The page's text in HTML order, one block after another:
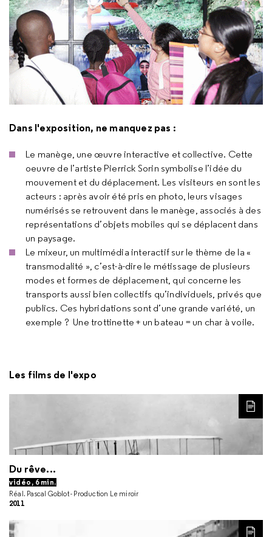
Dans l'exposition, ne manquez pas :
Le manège, une œuvre interactive et collective. Cette
oeuvre de l’artiste Pierrick Sorin symbolise l’idée du
mouvement et du déplacement. Les visiteurs en sont les
acteurs : après avoir été pris en photo, leurs visages
numérisés se retrouvent dans le manège, associés à des
représentations d’objets mobiles qui se déplacent dans
un paysage.
Le mixeur, un multimédia interactif sur le thème de la «
transmodalité », c’est-à-dire le métissage de plusieurs
modes et formes de déplacement, qui concerne les
transports aussi bien collectifs qu’individuels, privés que
publics. Ces hybridations sont d’une grande variété, un
exemple ? Une trottinette + un bateau = un char à voile.
Les films de l'expo
Du rêve...
vidéo, 6 min.
Réal. Pascal Goblot - Production Le miroir
2011
LIRE